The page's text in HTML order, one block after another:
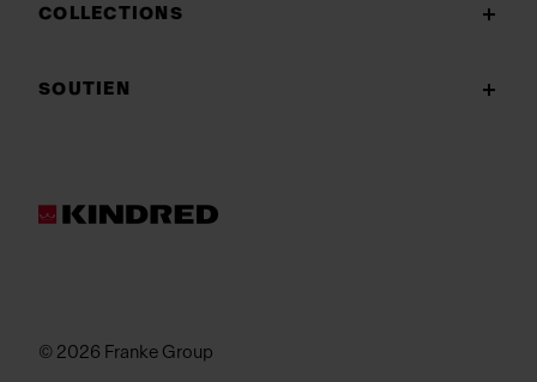
COLLECTIONS
SOUTIEN
© 2026 Franke Group